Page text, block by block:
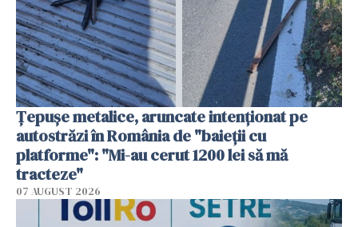
Țepușe metalice, aruncate intenționat pe
autostrăzi în România de "baieții cu
platforme": "Mi-au cerut 1200 lei să mă
tracteze"
07 AUGUST 2026